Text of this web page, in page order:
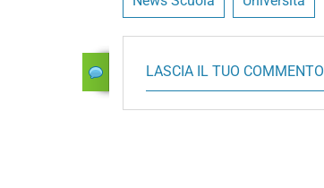
LASCIA IL TUO COMMENTO